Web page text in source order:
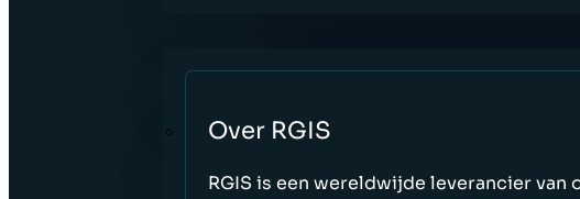
Over RGIS
RGIS is een wereldwijde leverancier